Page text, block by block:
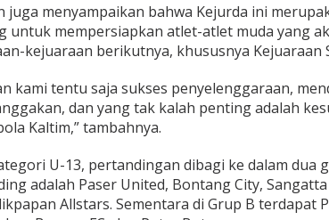
juga menyampaikan bahwa Kejurda ini
untuk mempersiapkan atlet-atlet muda yang
kejuaraan berikutnya, khususnya Kejuaraan
kami tentu saja sukses penyelenggaraan,
dan yang tak kalah penting adalah
Kaltim,” tambahnya.
U-13, pertandingan dibagi ke dalam dua
adalah Paser United, Bontang City, Sangatta
Allstars. Sementara di Grup B terdapat